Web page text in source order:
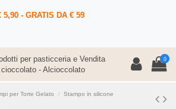
- GRATIS DA € 59
0
per Torte Gelato
Stampo in silicone